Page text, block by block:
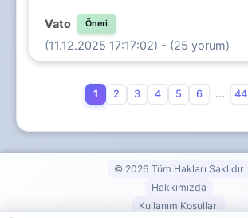
Vato Öneri
(11.12.2025 17:17:02) - (25 yorum)
1 2 3 4 5 6 ... 44
© 2026 Tüm Hakları Saklıdır
Hakkımızda
Kullanım Koşulları